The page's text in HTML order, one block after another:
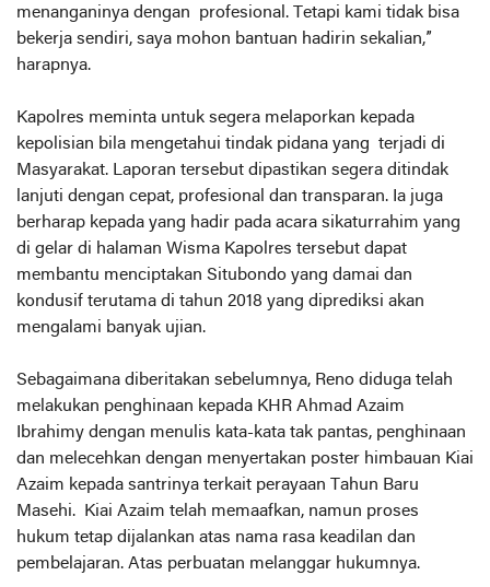
menanganinya dengan profesional. Tetapi kami tidak bisa
bekerja sendiri, saya mohon bantuan hadirin sekalian,”
harapnya.
Kapolres meminta untuk segera melaporkan kepada
kepolisian bila mengetahui tindak pidana yang terjadi di
Masyarakat. Laporan tersebut dipastikan segera ditindak
lanjuti dengan cepat, profesional dan transparan. Ia juga
berharap kepada yang hadir pada acara sikaturrahim yang
di gelar di halaman Wisma Kapolres tersebut dapat
membantu menciptakan Situbondo yang damai dan
kondusif terutama di tahun 2018 yang diprediksi akan
mengalami banyak ujian.
Sebagaimana diberitakan sebelumnya, Reno diduga telah
melakukan penghinaan kepada KHR Ahmad Azaim
Ibrahimy dengan menulis kata-kata tak pantas, penghinaan
dan melecehkan dengan menyertakan poster himbauan Kiai
Azaim kepada santrinya terkait perayaan Tahun Baru
Masehi. Kiai Azaim telah memaafkan, namun proses
hukum tetap dijalankan atas nama rasa keadilan dan
pembelajaran. Atas perbuatan melanggar hukumnya.